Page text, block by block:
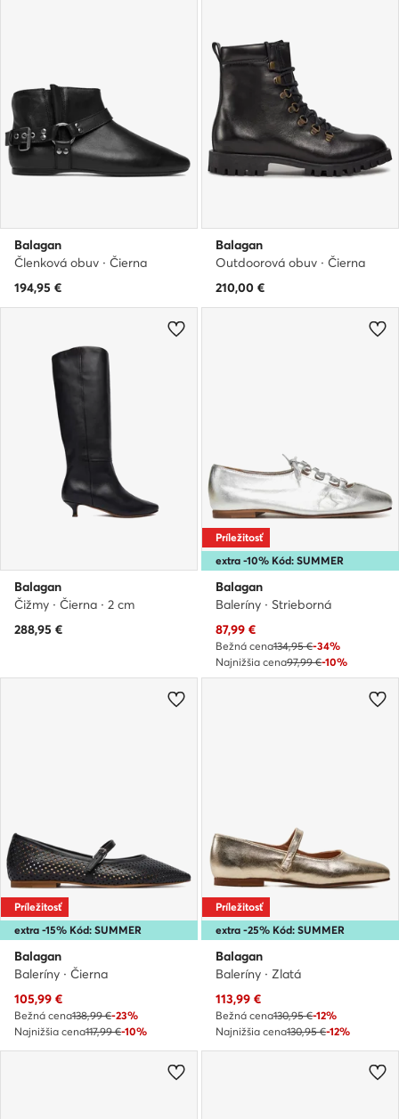
Balagan
Členková obuv · Čierna
194,95 €
Balagan
Outdoorová obuv · Čierna
210,00 €
Balagan
Čižmy · Čierna · 2 cm
288,95 €
extra -10% Kód: SUMMER
Príležitosť
Balagan
Baleríny · Strieborná
Aktuálna cena
87,99 €
Bežná cena134,95 €-34%
Najnižšia cena97,99 €-10%
extra -15% Kód: SUMMER
Príležitosť
Balagan
Baleríny · Čierna
Aktuálna cena
105,99 €
Bežná cena138,99 €-23%
Najnižšia cena117,99 €-10%
extra -25% Kód: SUMMER
Príležitosť
Balagan
Baleríny · Zlatá
Aktuálna cena
113,99 €
Bežná cena130,95 €-12%
Najnižšia cena130,95 €-12%